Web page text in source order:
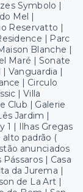
Symbolo |
Mel |
Reservatto |
| Parc
Blanche |
Maré | Sonate
Vanguardia |
| Circulo
| Villa
Club | Galerie
Jardim |
1 | Ilhas Gregas
padrão (
anunciados
| Casa
da Jurema |
de La Art |